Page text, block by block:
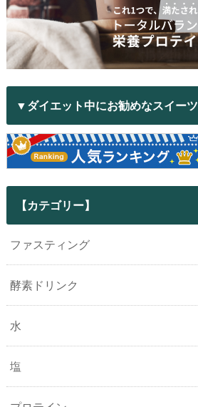
▼ダイエット中にお勧めなスイーツ
【カテゴリー】
ファスティング
酵素ドリンク
水
塩